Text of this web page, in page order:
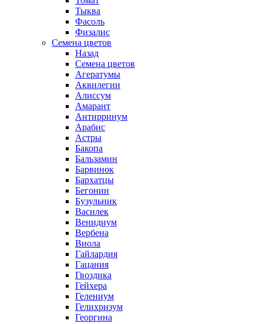
Тыква
Фасоль
Физалис
Семена цветов
Назад
Семена цветов
Агератумы
Аквилегии
Алиссум
Амарант
Антирринум
Арабис
Астры
Бакопа
Бальзамин
Барвинок
Бархатцы
Бегонии
Бузульник
Василек
Венидиум
Вербена
Виола
Гайлардия
Гацания
Гвоздика
Гейхера
Гелениум
Гелихризум
Георгина